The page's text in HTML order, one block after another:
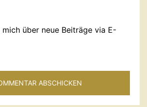
über neue Beiträge via E-